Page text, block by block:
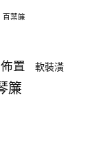
百葉簾
置 軟裝潢
簾